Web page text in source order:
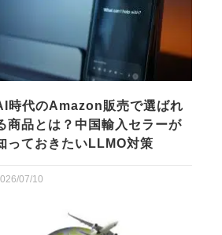
時代のAmazon販売で選ばれ
商品とは？中国輸入セラーが
っておきたいLLMO対策
07/10